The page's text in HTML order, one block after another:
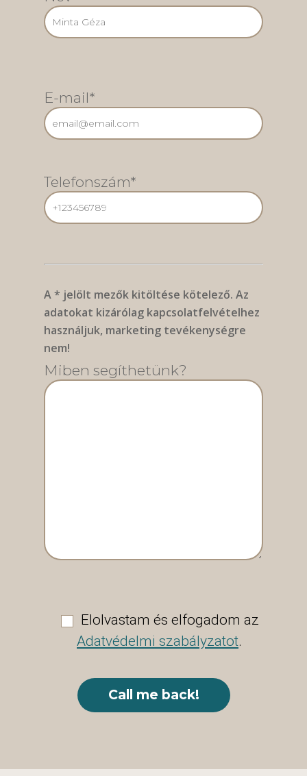
E-mail*
Telefonszám*
A * jelölt mezők kitöltése kötelező. Az
adatokat kizárólag kapcsolatfelvételhez
használjuk, marketing tevékenységre
nem!
Miben segíthetünk?
Elolvastam és elfogadom az
Adatvédelmi szabályzatot.